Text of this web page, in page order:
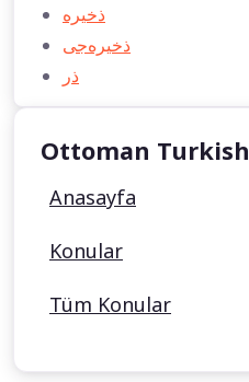
ذخيره
ذخيره‌جی
ذر
Ottoman Turkish
Anasayfa
Konular
Tüm Konular